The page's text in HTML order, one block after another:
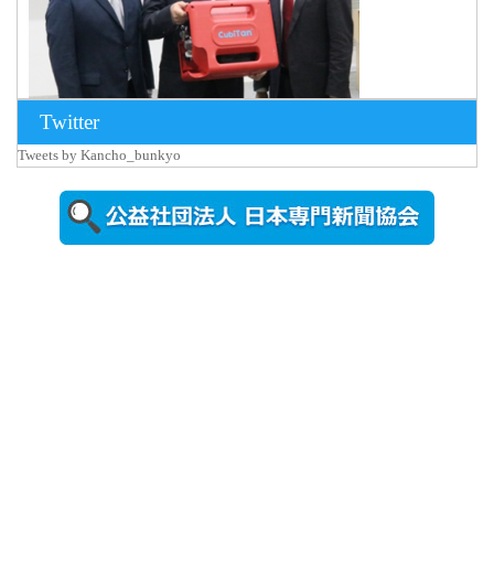
2026年8月5日
更新
農工大で大
Twitter
Tweets by Kancho_bunkyo